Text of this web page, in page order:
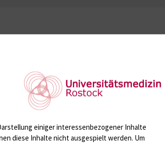
einiger interessenbezogener Inhalte
diese Inhalte nicht ausgespielt werden. Um